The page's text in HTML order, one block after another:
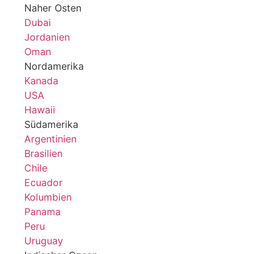
Naher Osten
Dubai
Jordanien
Oman
Nordamerika
Kanada
USA
Hawaii
Südamerika
Argentinien
Brasilien
Chile
Ecuador
Kolumbien
Panama
Peru
Uruguay